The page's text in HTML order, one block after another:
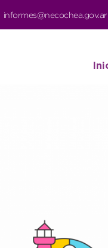
informes@necochea.gov.ar